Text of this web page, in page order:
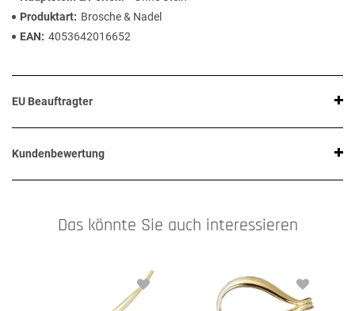
Produktart
Brosche & Nadel
EAN
4053642016652
EU Beauftragter
Kundenbewertung
Das könnte Sie auch interessieren